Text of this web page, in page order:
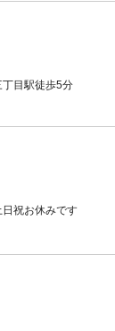
目駅徒歩5分
祝お休みです